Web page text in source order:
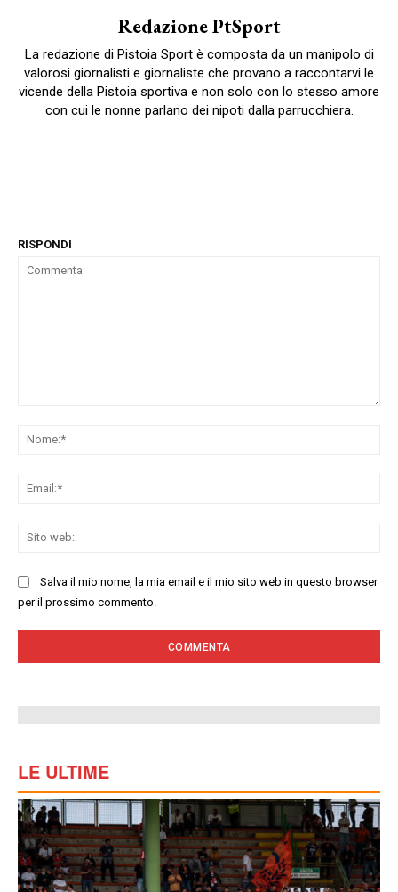
Redazione PtSport
La redazione di Pistoia Sport è composta da un manipolo di
valorosi giornalisti e giornaliste che provano a raccontarvi le
vicende della Pistoia sportiva e non solo con lo stesso amore
con cui le nonne parlano dei nipoti dalla parrucchiera.
RISPONDI
Salva il mio nome, la mia email e il mio sito web in questo browser
per il prossimo commento.
LE ULTIME